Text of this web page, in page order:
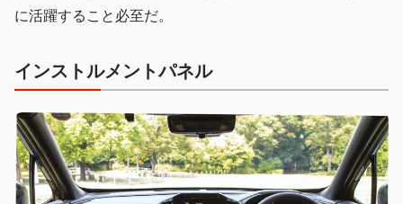
に活躍すること必至だ。
インストルメントパネル